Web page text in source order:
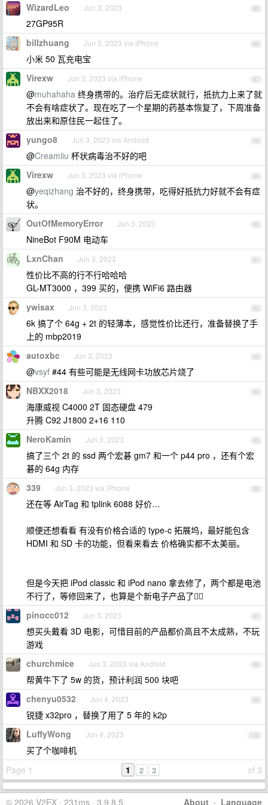
85
WizardLeo Jun 3, 2023
27GP95R
86
billzhuang Jun 3, 2023 via iPhone
小米 50 瓦充电宝
87
Virexw Jun 3, 2023 via iPhone
@muhahaha 终身携带的。治疗后无症状就行，抵抗力上来了就
不会有啥症状了。现在吃了一个星期的药基本恢复了，下周准备
放出来和原住民一起住了。
88
yungo8 Jun 3, 2023 via Android
@Creamliu 杯状病毒治不好的吧
89
Virexw Jun 3, 2023 via iPhone
@yeqizhang 治不好的，终身携带，吃得好抵抗力好就不会有症
状。
90
OutOfMemoryError Jun 3, 2023
NineBot F90M 电动车
91
LxnChan Jun 3, 2023
性价比不高的行不行哈哈哈
GL-MT3000 ，399 买的，便携 WiFi6 路由器
92
ywisax Jun 3, 2023
6k 搞了个 64g + 2t 的轻薄本，感觉性价比还行，准备替换了手
上的 mbp2019
93
autoxbc Jun 3, 2023
@vsyf #44 有些可能是无线网卡功放芯片烧了
94
NBXX2018 Jun 3, 2023
海康威视 C4000 2T 固态硬盘 479
升腾 C92 J1800 2+16 110
95
NeroKamin Jun 3, 2023
搞了三个 2t 的 ssd 两个宏碁 gm7 和一个 p44 pro ，还有个宏
碁的 64g 内存
96
339 Jun 3, 2023 via iPhone
还在等 AirTag 和 tplink 6088 好价…
顺便还想看看 有没有价格合适的 type-c 拓展坞，最好能包含
HDMI 和 SD 卡的功能，但看来看去 价格确实都不太美丽。
但是今天把 iPod classic 和 iPod nano 拿去修了，两个都是电池
不行了，等修回来了，也算是个新电子产品了✌🏾
97
pinocc012 Jun 3, 2023
想买头戴看 3D 电影，可惜目前的产品都价高且不太成熟，不玩
游戏
98
churchmice Jun 3, 2023 via Android
帮黄牛下了 5w 的货，预计利润 500 块吧
99
chenyu0532 Jun 4, 2023
锐捷 x32pro ，替换了用了 5 年的 k2p
100
LuffyWong Jun 4, 2023
买了个咖啡机
Page 1
of 3
1 2 3
About · Language
© 2026 V2EX · 231ms · 3.9.8.5